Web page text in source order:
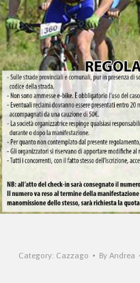
Category: Cazzago By Andrea